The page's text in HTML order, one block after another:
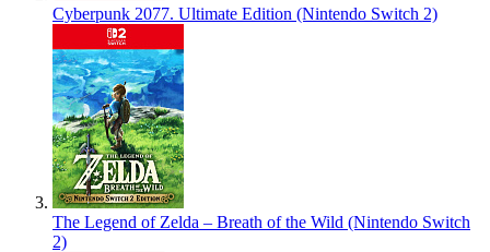
Cyberpunk 2077. Ultimate Edition (Nintendo Switch 2)
The Legend of Zelda – Breath of the Wild (Nintendo Switch
2)